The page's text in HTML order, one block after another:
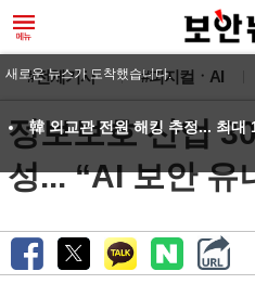
#전체기사 #피지컬ㆍAI
정보보호 산업
성... “AI 보안 유